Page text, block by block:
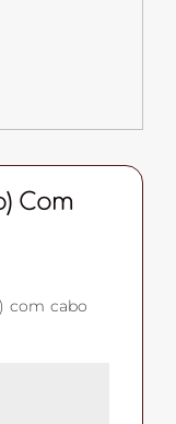
Com
com cabo